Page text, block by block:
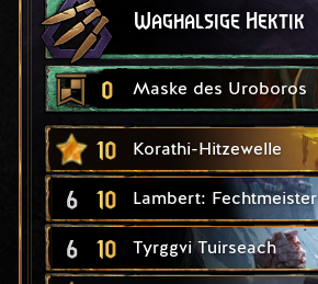
Waghalsige Hektik
0 Maske des Uroboros
10 Korathi-Hitzewelle
6 10 Lambert: Fechtmeister
6 10 Tyrggvi Tuirseach